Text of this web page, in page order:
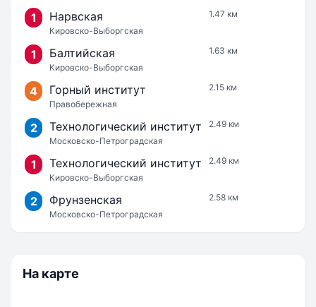
1 Нарвская
Кировско-Выборгская
1.47 км
1 Балтийская
Кировско-Выборгская
1.63 км
4 Горный институт
Правобережная
2.15 км
2 Технологический институт
Московско-Петроградская
2.49 км
1 Технологический институт
Кировско-Выборгская
2.49 км
2 Фрунзенская
Московско-Петроградская
2.58 км
На карте